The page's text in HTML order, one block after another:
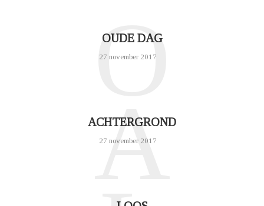
OUDE DAG
27 november 2017
O
ACHTERGROND
27 november 2017
A